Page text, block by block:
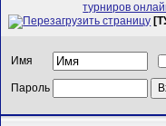
турниров
Имя
Пароль